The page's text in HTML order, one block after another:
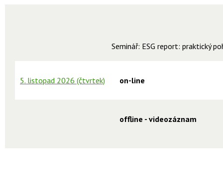
Seminář: ESG report: praktický
5. listopad 2026 (čtvrtek) on-line
offline - videozáznam